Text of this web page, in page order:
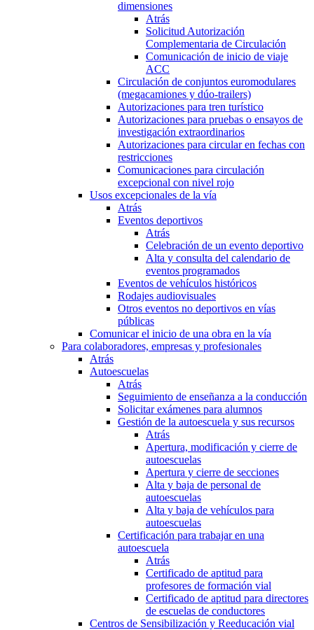
dimensiones
Atrás
Solicitud Autorización
Complementaria de Circulación
Comunicación de inicio de viaje
ACC
Circulación de conjuntos euromodulares
(megacamiones y dúo-trailers)
Autorizaciones para tren turístico
Autorizaciones para pruebas o ensayos de
investigación extraordinarios
Autorizaciones para circular en fechas con
restricciones
Comunicaciones para circulación
excepcional con nivel rojo
Usos excepcionales de la vía
Atrás
Eventos deportivos
Atrás
Celebración de un evento deportivo
Alta y consulta del calendario de
eventos programados
Eventos de vehículos históricos
Rodajes audiovisuales
Otros eventos no deportivos en vías
públicas
Comunicar el inicio de una obra en la vía
Para colaboradores, empresas y profesionales
Atrás
Autoescuelas
Atrás
Seguimiento de enseñanza a la conducción
Solicitar exámenes para alumnos
Gestión de la autoescuela y sus recursos
Atrás
Apertura, modificación y cierre de
autoescuelas
Apertura y cierre de secciones
Alta y baja de personal de
autoescuelas
Alta y baja de vehículos para
autoescuelas
Certificación para trabajar en una
autoescuela
Atrás
Certificado de aptitud para
profesores de formación vial
Certificado de aptitud para directores
de escuelas de conductores
Centros de Sensibilización y Reeducación vial